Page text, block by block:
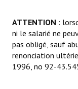
ATTENTION :
ni le salarié ne
pas obligé, sauf
renonciation
1996, no 92-